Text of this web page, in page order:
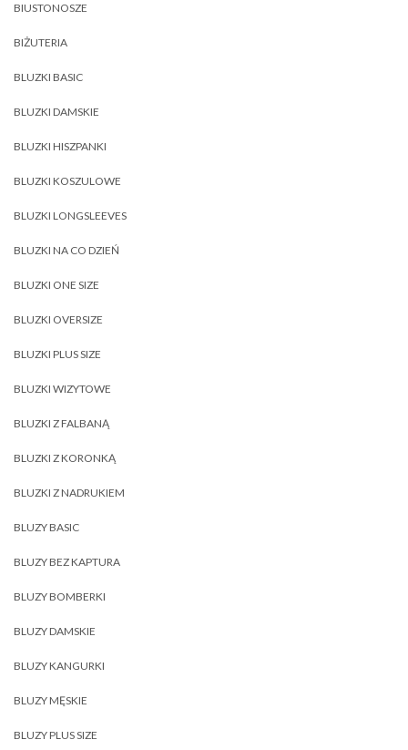
BIUSTONOSZE
BIŻUTERIA
BLUZKI BASIC
BLUZKI DAMSKIE
BLUZKI HISZPANKI
BLUZKI KOSZULOWE
BLUZKI LONGSLEEVES
BLUZKI NA CO DZIEŃ
BLUZKI ONE SIZE
BLUZKI OVERSIZE
BLUZKI PLUS SIZE
BLUZKI WIZYTOWE
BLUZKI Z FALBANĄ
BLUZKI Z KORONKĄ
BLUZKI Z NADRUKIEM
BLUZY BASIC
BLUZY BEZ KAPTURA
BLUZY BOMBERKI
BLUZY DAMSKIE
BLUZY KANGURKI
BLUZY MĘSKIE
BLUZY PLUS SIZE